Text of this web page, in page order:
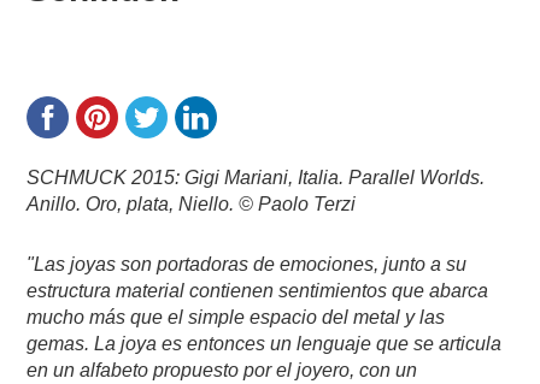
SCHMUCK 2015: Gigi Mariani, Italia. Parallel Worlds.
Anillo. Oro, plata, Niello. © Paolo Terzi
"Las joyas son portadoras de emociones, junto a su
estructura material contienen sentimientos que abarca
mucho más que el simple espacio del metal y las
gemas.La joya es entonces un lenguaje que se articula
en un alfabeto propuesto por el joyero, con un